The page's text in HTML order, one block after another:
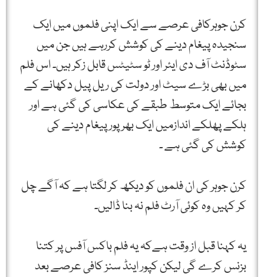
کرن جوہرکافی عرصے سے ایک اپنی فلموں میں ایک
سنجیدہ پیغام دینے کی کوشش کررہے ہیں جن میں
سٹوڈنٹ آف دی ایئر اور ٹو سٹیٹس قابل زکر ہیں۔ اس فلم
میں بھی بڑے سیٹ اور دولت کی ریل پیل دکھانے کے
بجائے ایک متوسط طبقے کی عکاسی کی گئی ہے اور
ہلکے پھلکے اندازمیں ایک بھرپور پیغام دینے کی
کوشش کی گئی ہے ۔
کرن جوہر کی ان فلموں کو دیکھ کر لگتا ہے کہ آگے چل
کر کہیں وہ کوئی آرٹ فلم نہ بنا ڈالیں۔
یہ کہنا قبل از وقت ہےکہ یہ فلم باکس آفس پر کتنا
بزنس کرے گی لیکن کپور اینڈ سنز کافی عرصے بعد